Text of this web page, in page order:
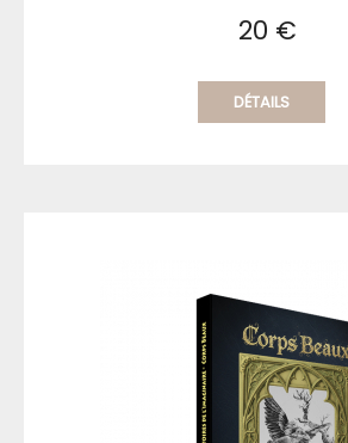
20 €
DÉTAILS